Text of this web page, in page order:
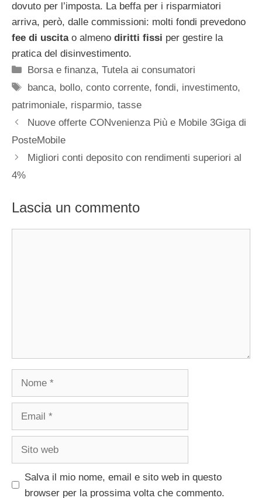
dovuto per l’imposta. La beffa per i risparmiatori
arriva, però, dalle commissioni: molti fondi prevedono
fee di uscita o almeno diritti fissi per gestire la
pratica del disinvestimento.
Categorie
Borsa e finanza,Tutela ai consumatori
Tag
banca, bollo,conto corrente,fondi, investimento,
patrimoniale, risparmio, tasse
Nuove offerte CONvenienza Più e Mobile 3Giga di
PosteMobile
Migliori conti deposito con rendimenti superiori al
4%
Lascia un commento
Salva il mio nome, email e sito web in questo
browser per la prossima volta che commento.